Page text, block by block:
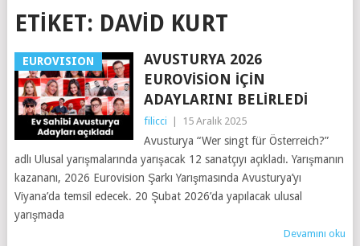
ETIKET: DAVID KURT
EUROVISION
AVUSTURYA 2026
EUROVISION İÇIN
ADAYLARINI BELIRLEDI
filicci 15 Aralık 2025
Avusturya “Wer singt für Österreich?”
adlı Ulusal yarışmalarında yarışacak 12 sanatçıyı açıkladı. Yarışmanın
kazananı, 2026 Eurovision Şarkı Yarışmasında Avusturya’yı
Viyana’da temsil edecek. 20 Şubat 2026’da yapılacak ulusal
yarışmada
Devamını oku